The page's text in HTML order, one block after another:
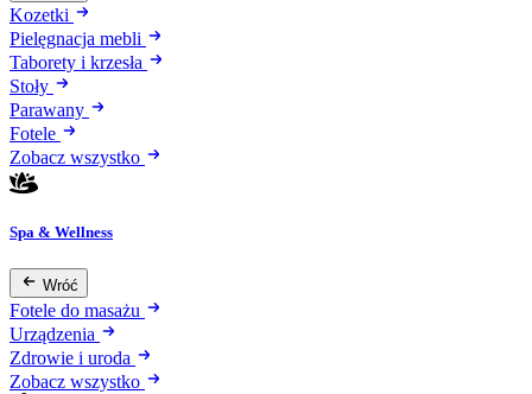
Kozetki
Pielęgnacja mebli
Taborety i krzesła
Stoły
Parawany
Fotele
Zobacz wszystko
Spa & Wellness
Wróć
Fotele do masażu
Urządzenia
Zdrowie i uroda
Zobacz wszystko